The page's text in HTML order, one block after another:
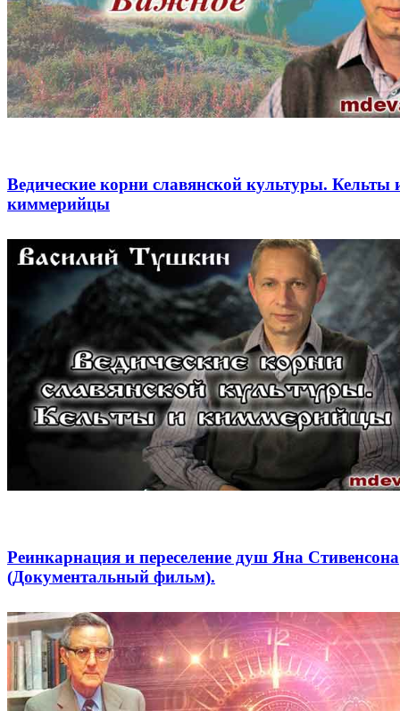
Ведические корни славянской культуры. Кельты
киммерийцы
Реинкарнация и переселение душ Яна Стивенсона
(Документальный фильм).